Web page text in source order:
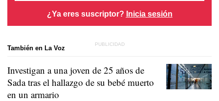
¿Ya eres suscriptor? Inicia sesión
También en La Voz
Investigan a una joven de 25 años de
Sada tras el hallazgo de su bebé muerto
en un armario